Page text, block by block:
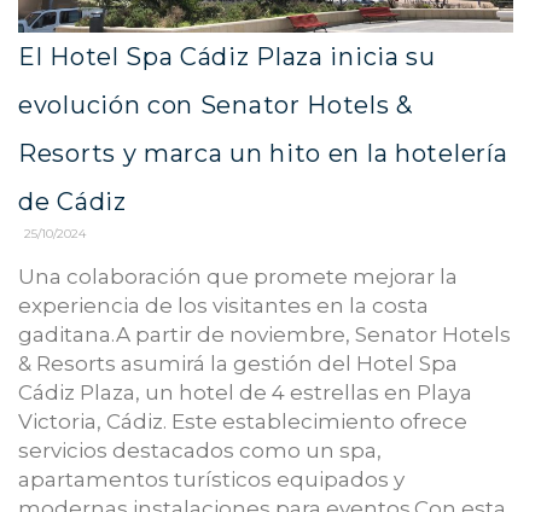
El Hotel Spa Cádiz Plaza inicia su
evolución con Senator Hotels &
Resorts y marca un hito en la hotelería
de Cádiz
25/10/2024
Una colaboración que promete mejorar la
experiencia de los visitantes en la costa
gaditana.A partir de noviembre, Senator Hotels
& Resorts asumirá la gestión del Hotel Spa
Cádiz Plaza, un hotel de 4 estrellas en Playa
Victoria, Cádiz. Este establecimiento ofrece
servicios destacados como un spa,
apartamentos turísticos equipados y